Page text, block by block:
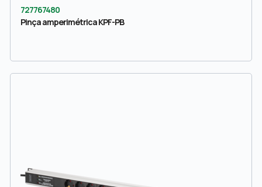
727767480
Pinça amperimétrica KPF-PB